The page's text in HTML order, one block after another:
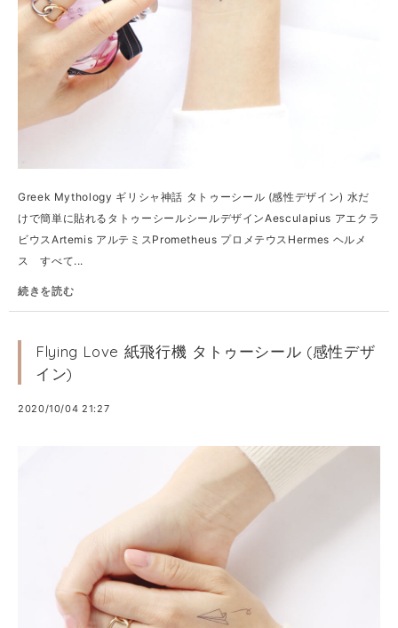
Greek Mythology ギリシャ神話 タトゥーシール (感性デザイン) 水だ
けで簡単に貼れるタトゥーシールシールデザインAesculapius アエクラ
ビウスArtemis アルテミスPrometheus プロメテウスHermes ヘルメ
ス すべて...
続きを読む
Flying Love 紙飛行機 タトゥーシール (感性デザ
イン)
2020/10/04 21:27